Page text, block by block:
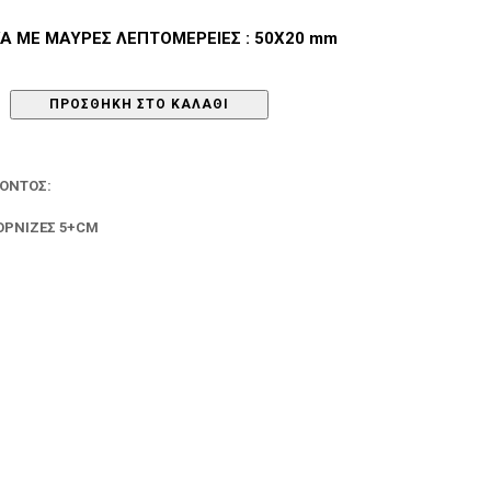
ΜΕ ΜΑΥΡΕΣ ΛΕΠΤΟΜΕΡΕΙΕΣ : 50Χ20 mm
ΠΡΟΣΘΉΚΗ ΣΤΟ ΚΑΛΆΘΙ
5+CM